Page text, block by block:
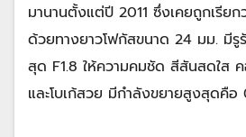
มานานตั้งแต่ปี 2011 ซึ่งเคยถูกเรีย
ด้วยทางยาวโฟกัสขนาด 24 มม. มี
สุด F1.8 ให้ความคมชัด สีสันสดใส
และโบเก้สวย มีกำลังขยายสูงสุดคือ